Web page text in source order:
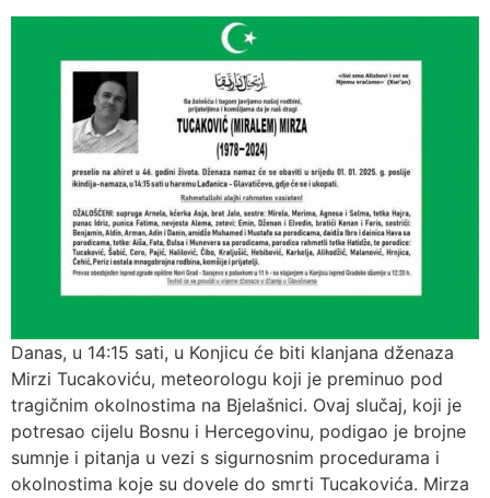
Danas, u 14:15 sati, u Konjicu će biti klanjana dženaza
Mirzi Tucakoviću, meteorologu koji je preminuo pod
tragičnim okolnostima na Bjelašnici. Ovaj slučaj, koji je
potresao cijelu Bosnu i Hercegovinu, podigao je brojne
sumnje i pitanja u vezi s sigurnosnim procedurama i
okolnostima koje su dovele do smrti Tucakovića. Mirza